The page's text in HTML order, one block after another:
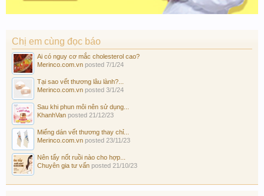
Chị em cùng đọc báo
Ai có nguy cơ mắc cholesterol cao?
Merinco.com.vn posted 7/1/24
Tại sao vết thương lâu lành?...
Merinco.com.vn posted 3/1/24
Sau khi phun môi nên sử dụng...
KhanhVan posted 21/12/23
Miếng dán vết thương thay chỉ...
Merinco.com.vn posted 23/11/23
Nên tẩy nốt ruồi nào cho hợp...
Chuyên gia tư vấn posted 21/10/23